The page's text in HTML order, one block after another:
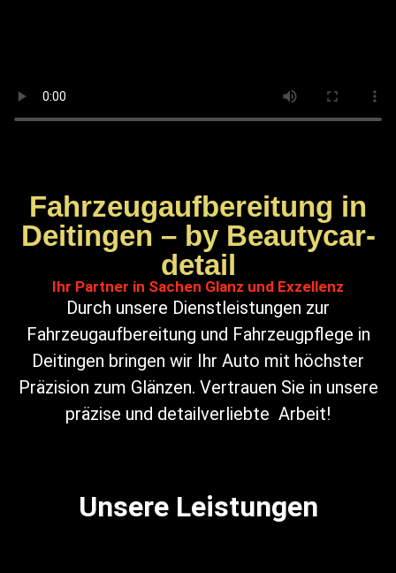
Fahrzeugaufbereitung in
Deitingen – by Beautycar-
detail
Ihr Partner in Sachen Glanz und Exzellenz
Durch unsere Dienstleistungen zur
Fahrzeugaufbereitung und Fahrzeugpflege in
Deitingen bringen wir Ihr Auto mit höchster
Präzision zum Glänzen. Vertrauen Sie in unsere
präzise und detailverliebte Arbeit!
Unsere Leistungen